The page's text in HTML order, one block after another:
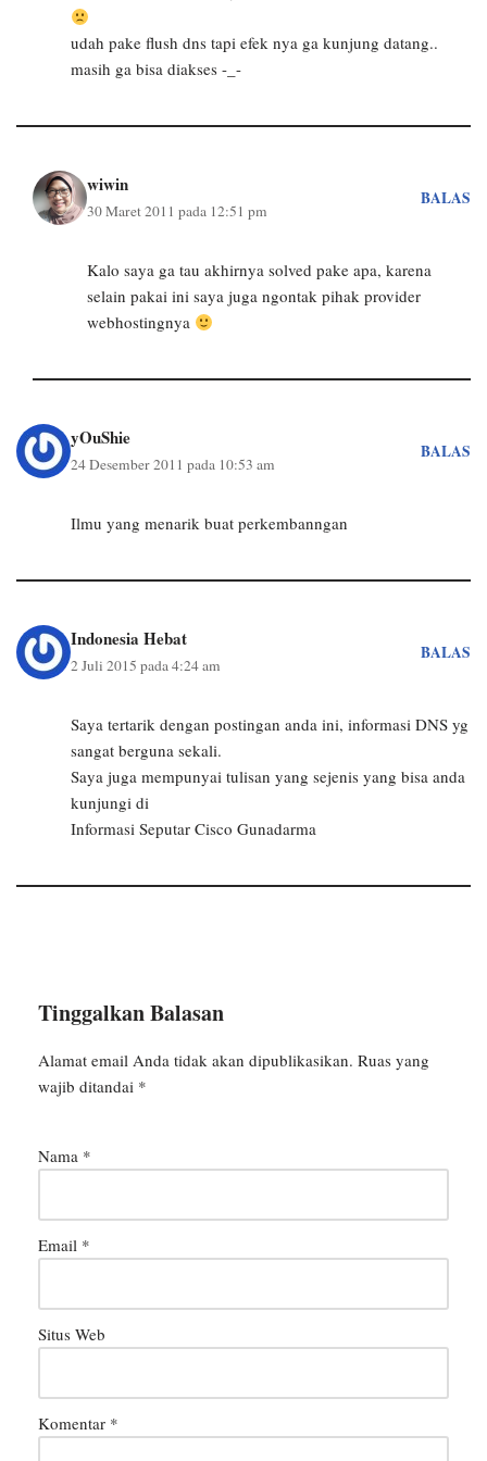
udah pake flush dns tapi efek nya ga kunjung datang..
masih ga bisa diakses -_-
wiwin
30 Maret 2011 pada 12:51 pm
BALAS
Kalo saya ga tau akhirnya solved pake apa, karena
selain pakai ini saya juga ngontak pihak provider
webhostingnya
yOuShie
24 Desember 2011 pada 10:53 am
BALAS
Ilmu yang menarik buat perkembanngan
Indonesia Hebat
2 Juli 2015 pada 4:24 am
BALAS
Saya tertarik dengan postingan anda ini, informasi DNS yg
sangat berguna sekali.
Saya juga mempunyai tulisan yang sejenis yang bisa anda
kunjungi di
Informasi Seputar Cisco Gunadarma
Tinggalkan Balasan
Alamat email Anda tidak akan dipublikasikan. Ruas yang
wajib ditandai *
Nama *
Email *
Situs Web
Komentar *